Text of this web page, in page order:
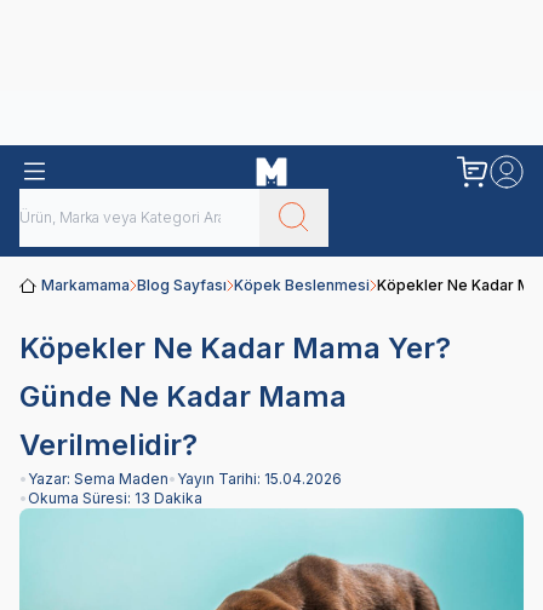
Markamama Blog Sayfası Köpek Beslenmesi Köpekler Ne Kadar
Köpekler Ne Kadar Mama Yer?
Günde Ne Kadar Mama
Verilmelidir?
• Yazar: Sema Maden• Yayın Tarihi: 15.04.2026
•Okuma Süresi: 13 Dakika